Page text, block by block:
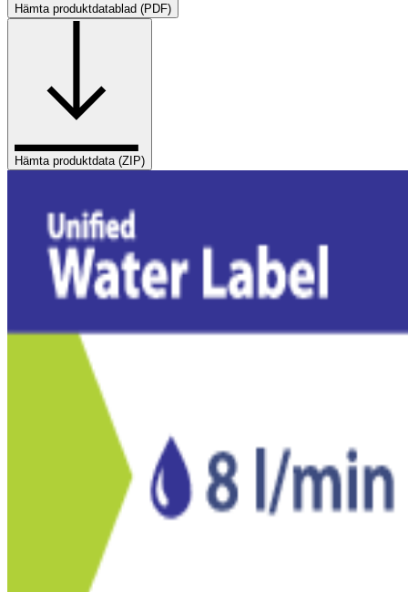
Hämta produktdatablad (PDF)
Hämta produktdata (ZIP)